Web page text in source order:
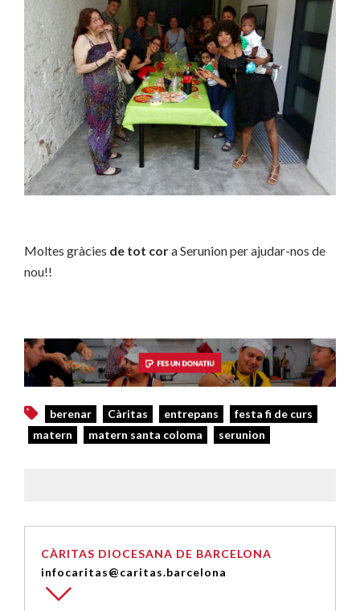
Moltes gràcies de tot cora Serunion per ajudar-nos de
nou!!
berenar Càritas entrepans
festa fi de curs
matern
matern santa coloma serunion
CÀRITAS DIOCESANA DE BARCELONA
infocaritas@caritas.barcelona